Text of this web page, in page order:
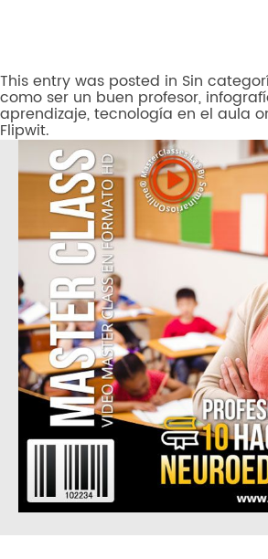
This entry was posted in Sin
como ser un buen profesor,
aprendizaje, tecnología en el aula
Flipwit.